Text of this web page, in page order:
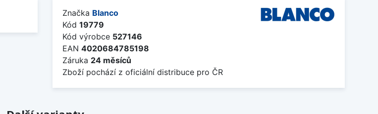
Značka Blanco
Kód 19779
Kód výrobce 527146
EAN 4020684785198
Záruka 24 měsíců
Zboží pochází z oficiální distribuce pro ČR